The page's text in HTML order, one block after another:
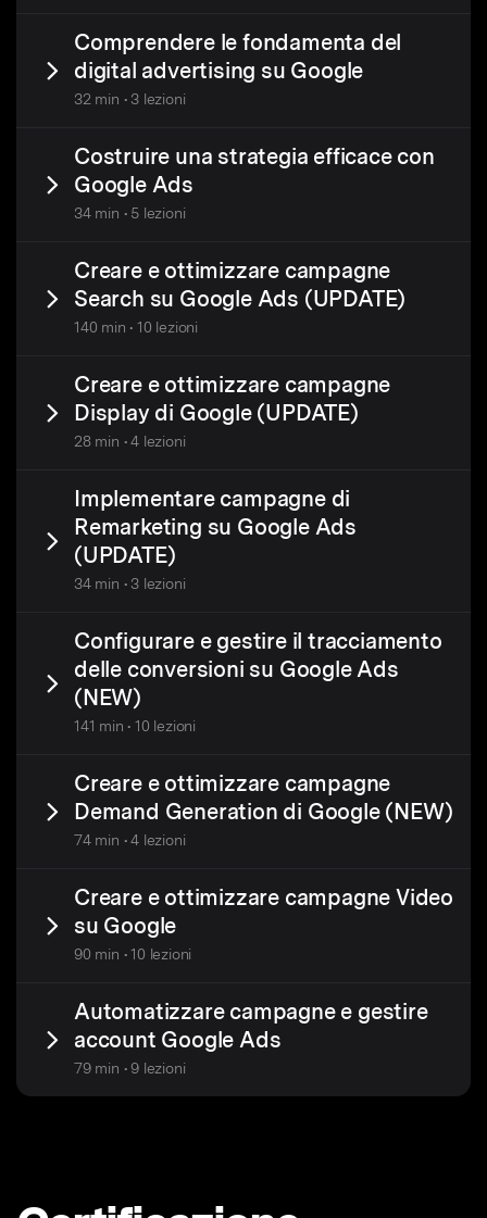
Comprendere le fondamenta del
digital advertising su Google
32 min • 3 lezioni
Costruire una strategia efficace con
Google Ads
34 min • 5 lezioni
Creare e ottimizzare campagne
Search su Google Ads (UPDATE)
140 min • 10 lezioni
Creare e ottimizzare campagne
Display di Google (UPDATE)
28 min • 4 lezioni
Implementare campagne di
Remarketing su Google Ads
(UPDATE)
34 min • 3 lezioni
Configurare e gestire il tracciamento
delle conversioni su Google Ads
(NEW)
141 min • 10 lezioni
Creare e ottimizzare campagne
Demand Generation di Google (NEW)
74 min • 4 lezioni
Creare e ottimizzare campagne Video
su Google
90 min • 10 lezioni
Automatizzare campagne e gestire
account Google Ads
79 min • 9 lezioni